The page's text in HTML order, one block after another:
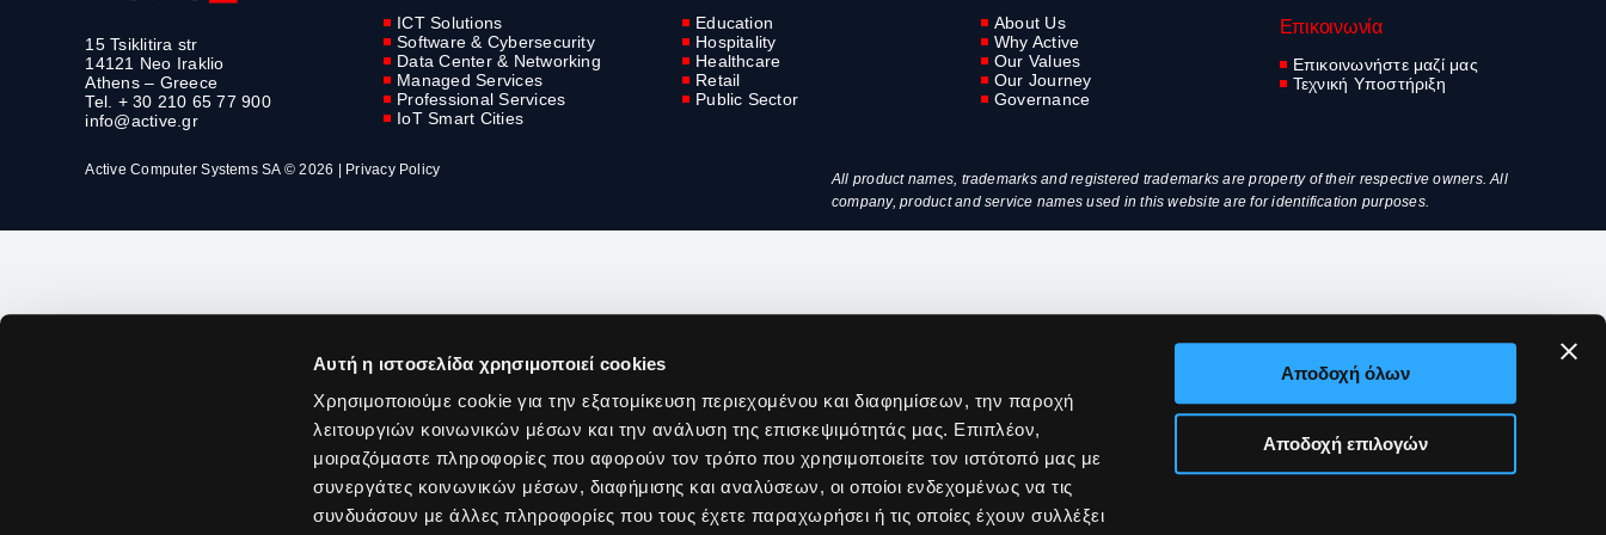
Αυτή η ιστοσελίδα χρησιμοποιεί cookies
Χρησιμοποιούμε cookie για την εξατομίκευση περιεχομένου και διαφημίσεων, την παροχή
λειτουργιών κοινωνικών μέσων και την ανάλυση της επισκεψιμότητάς μας. Επιπλέον,
μοιραζόμαστε πληροφορίες που αφορούν τον τρόπο που χρησιμοποιείτε τον ιστότοπό μας με
συνεργάτες κοινωνικών μέσων, διαφήμισης και αναλύσεων, οι οποίοι ενδεχομένως να τις
συνδυάσουν με άλλες πληροφορίες που τους έχετε παραχωρήσει ή τις οποίες έχουν συλλέξει
Αποδοχή όλων
Αποδοχή επιλογών
15 Tsiklitira str
14121 Neo Iraklio
Athens – Greece
Tel. + 30 210 65 77 900
info@active.gr
ICT Solutions
Software & Cybersecurity
Data Center & Networking
Managed Services
Professional Services
IoT Smart Cities
Education
Hospitality
Healthcare
Retail
Public Sector
About Us
Why Active
Our Values
Our Journey
Governance
Επικοινωνία
Επικοινωνήστε μαζί μας
Τεχνική Υποστήριξη
Active Computer Systems SA © 2026 | Privacy Policy
All product names, trademarks and registered trademarks are property of their respective owners. All
company, product and service names used in this website are for identification purposes.